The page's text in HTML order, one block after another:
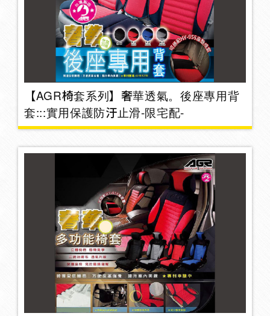
【AGR椅套系列】奢華透氣。後座專用背
套:::實用保護防汙止滑-限宅配-
車用拉把 1
置物袋/盒/架42
止滑墊 3
頭枕28
安全帶/抱枕30